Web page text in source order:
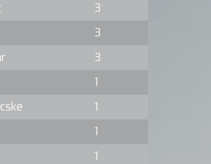
3
3
3
1
1
1
1